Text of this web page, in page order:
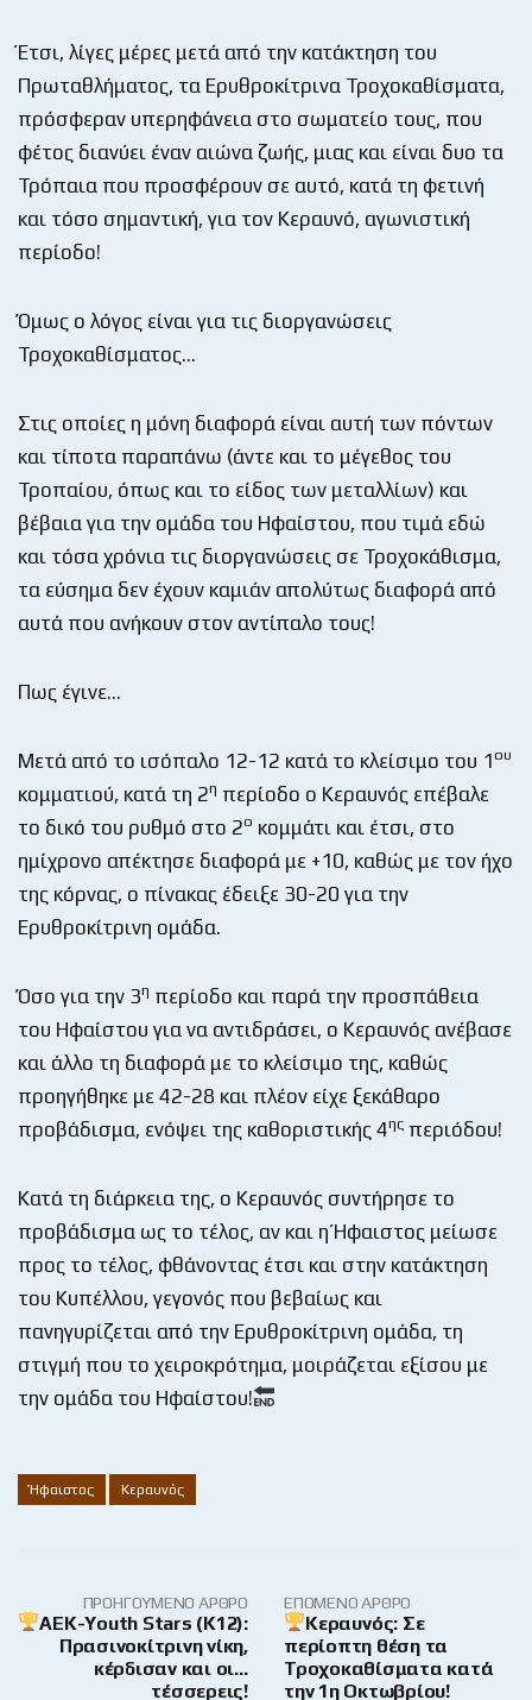
Έτσι, λίγες μέρες μετά από την κατάκτηση του
Πρωταθλήματος, τα Ερυθροκίτρινα Τροχοκαθίσματα,
πρόσφεραν υπερηφάνεια στο σωματείο τους, που
φέτος διανύει έναν αιώνα ζωής, μιας και είναι δυο τα
Τρόπαια που προσφέρουν σε αυτό, κατά τη φετινή
και τόσο σημαντική, για τον Κεραυνό, αγωνιστική
περίοδο!
Όμως ο λόγος είναι για τις διοργανώσεις
Τροχοκαθίσματος…
Στις οποίες η μόνη διαφορά είναι αυτή των πόντων
και τίποτα παραπάνω (άντε και το μέγεθος του
Τροπαίου, όπως και το είδος των μεταλλίων) και
βέβαια για την ομάδα του Ηφαίστου, που τιμά εδώ
και τόσα χρόνια τις διοργανώσεις σε Τροχοκάθισμα,
τα εύσημα δεν έχουν καμιάν απολύτως διαφορά από
αυτά που ανήκουν στον αντίπαλο τους!
Πως έγινε…
Μετά από το ισόπαλο 12-12 κατά το κλείσιμο του 1ου
κομματιού, κατά τη 2η περίοδο ο Κεραυνός επέβαλε
το δικό του ρυθμό στο 2ο κομμάτι και έτσι, στο
ημίχρονο απέκτησε διαφορά με +10, καθώς με τον ήχο
της κόρνας, ο πίνακας έδειξε 30-20 για την
Ερυθροκίτρινη ομάδα.
Όσο για την 3η περίοδο και παρά την προσπάθεια
του Ηφαίστου για να αντιδράσει, ο Κεραυνός ανέβασε
και άλλο τη διαφορά με το κλείσιμο της, καθώς
προηγήθηκε με 42-28 και πλέον είχε ξεκάθαρο
προβάδισμα, ενόψει της καθοριστικής 4ης περιόδου!
Κατά τη διάρκεια της, ο Κεραυνός συντήρησε το
προβάδισμα ως το τέλος, αν και η Ήφαιστος μείωσε
προς το τέλος, φθάνοντας έτσι και στην κατάκτηση
του Κυπέλλου, γεγονός που βεβαίως και
πανηγυρίζεται από την Ερυθροκίτρινη ομάδα, τη
στιγμή που το χειροκρότημα, μοιράζεται εξίσου με
την ομάδα του Ηφαίστου!
Ήφαιστος Κεραυνός
ΠΡΟΗΓΟΎΜΕΝΟ ΆΡΘΡΟ
AEK-Youth Stars (K12):
Πρασινοκίτρινη νίκη,
κέρδισαν και οι…
τέσσερεις!
ΕΠΌΜΕΝΟ ΆΡΘΡΟ
Κεραυνός: Σε
περίοπτη θέση τα
Τροχοκαθίσματα κατά
την 1η Οκτωβρίου!